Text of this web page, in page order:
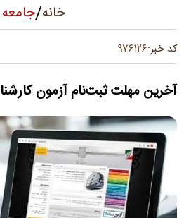
خانه/جامعه
کد خبر:۹۷۶۱۲۶
آخرین مهلت ثبت‌نام آزمون